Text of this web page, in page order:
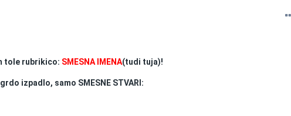
tole rubrikico: SMESNA IMENA(tudi tuja)!
izpadlo, samo SMESNE STVARI: